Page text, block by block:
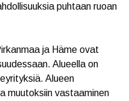
puhtaan ruoan
ja Häme ovat
Alueella on
Alueen
muutoksiin vastaaminen